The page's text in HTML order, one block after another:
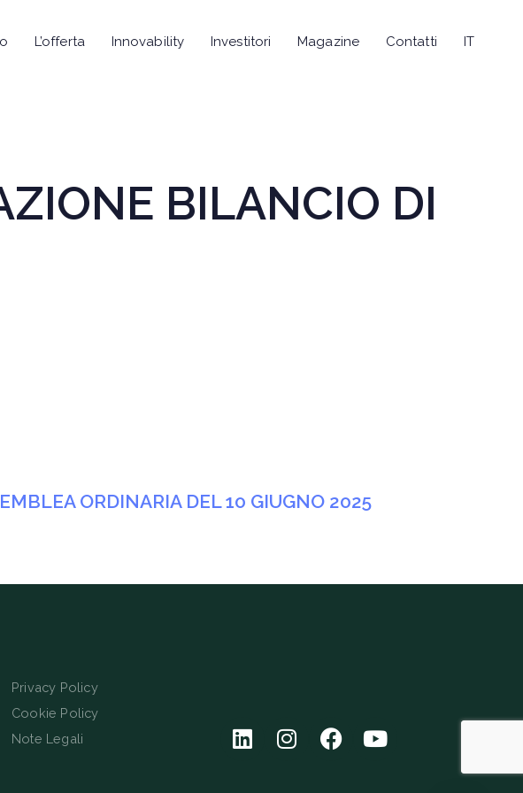
L’offerta Innovability Investitori Magazine Contatti IT
BILANCIO DI
ORDINARIA DEL 10 GIUGNO 2025
Privacy Policy
Cookie Policy
Note Legali